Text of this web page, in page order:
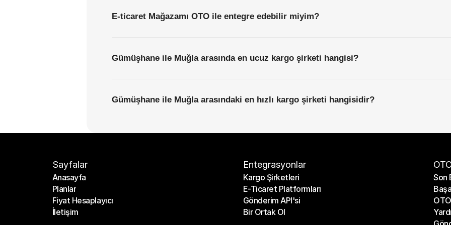
E-ticaret Mağazamı OTO ile entegre edebilir miyim?
Gümüşhane ile Muğla arasında en ucuz kargo şirketi hangisi?
Gümüşhane ile Muğla arasındaki en hızlı kargo şirketi hangisidir?
Sayfalar
Anasayfa
Anasayfa
Planlar
Planlar
Fiyat Hesaplayıcı
Fiyat Hesaplayıcı
İletişim
Entegrasyonlar
Kargo Şirketleri
Kargo Şirketleri
E-Ticaret Platformları
E-Ticaret Platformları
Gönderim API'si
Gönderim API'si
Bir Ortak Ol
Son
Son